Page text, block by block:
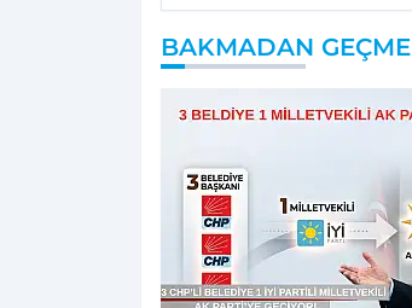
BAKMADAN GEÇME